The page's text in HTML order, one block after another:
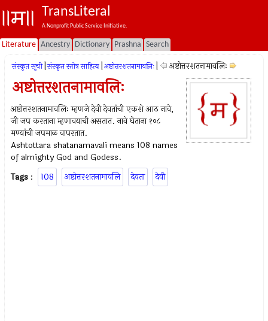
TransLiteral
A Nonprofit Public Service Initiative.
Literature Ancestry Dictionary Prashna Search
संस्कृत सूची संस्कृत स्तोत्र साहित्य अष्टोत्तरशतनामावलिः अष्टोत्तरशतनामावलिः
अष्टोत्तरशतनामावलिः
अष्टोत्तरशतनामावलिः म्हणजे देवी देवतांची एकशे आठ नावे,
जी जप करताना म्हणावयाची असतात. नावे घेताना १०८
मण्यांची जपमाळ वापरतात.
Ashtottara shatanamavali means 108 names
of almighty God and Godess.
Tags : 108 अष्टोत्तरशतनामावलि देवता देवी